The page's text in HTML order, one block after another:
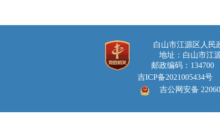
白山市江源区人
地址：白山市江
邮政编码：134700
吉ICP备2021005434号
吉公网安备